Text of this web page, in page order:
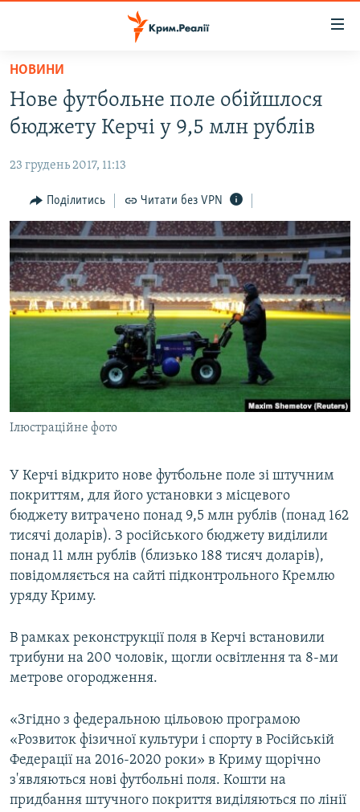
Перейти
основного
матеріалу
до
навігації
Перейти
до
пошуку
НОВИНИ
ВОДА.КРИМ
ВІДЕО ТА ФОТО
ПОЛІТИКА
БЛОГИ
ПОГЛЯД
ІНТЕРВ'Ю
ВСЕ ЗА ДЕНЬ
СПЕЦПРОЕКТИ
ВІДЕОУРОКИ «ELIFBE»
УКРАЇНСЬКА ПРОБЛЕМА КРИМУ
ЯК ОБІЙТИ БЛОКУВАННЯ
Русский
Qırımtatar
Усі сайти RFE/RL
НОВИНИ
Нове футбольне поле обійшлося
бюджету Керчі у 9,5 млн рублів
23 грудень 2017, 11:13
Поділитись Читати без VPN
Ілюстраційне фото
У Керчі відкрито нове футбольне поле зі штучним
покриттям, для його установки з місцевого
бюджету витрачено понад 9,5 млн рублів (понад 162
тисячі доларів). З російського бюджету виділили
понад 11 млн рублів (близько 188 тисяч доларів),
повідомляється на сайті підконтрольного Кремлю
уряду Криму.
В рамках реконструкції поля в Керчі встановили
трибуни на 200 чоловік, щогли освітлення та 8-ми
метрове огородження.
«Згідно з федеральною цільовою програмою
«Розвиток фізичної культури і спорту в Російській
Федерації на 2016-2020 роки» в Криму щорічно
з'являються нові футбольні поля. Кошти на
придбання штучного покриття виділяються по лінії